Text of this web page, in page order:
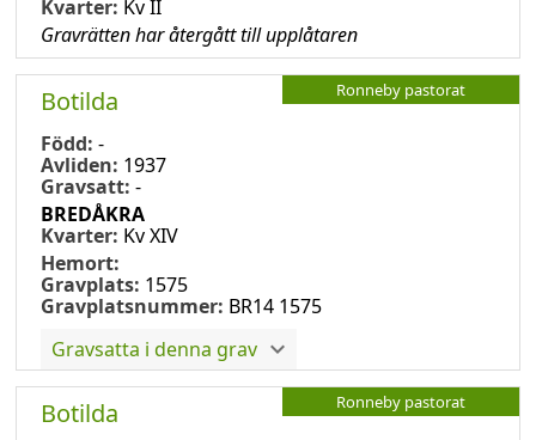
Kvarter: Kv II
Gravrätten har återgått till upplåtaren
Ronneby pastorat
Botilda
Född: -
Avliden: 1937
Gravsatt: -
BREDÅKRA
Kvarter: Kv XIV
Hemort:
Gravplats: 1575
Gravplatsnummer: BR14 1575
Gravsatta i denna grav
Ronneby pastorat
Botilda